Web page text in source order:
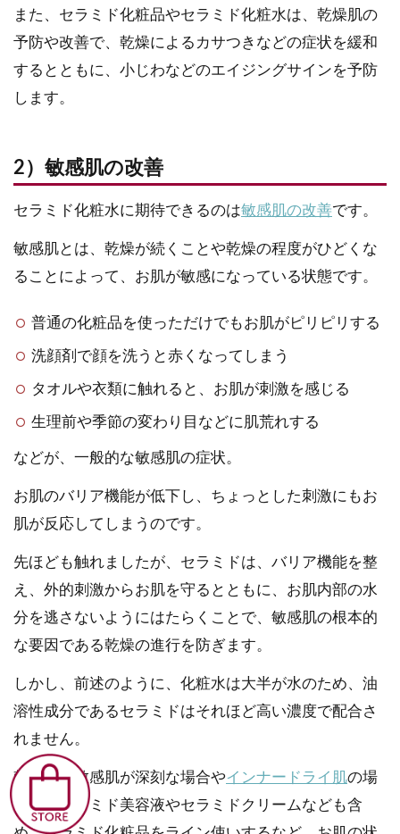
また、セラミド化粧品やセラミド化粧水は、乾燥肌の
予防や改善で、乾燥によるカサつきなどの症状を緩和
するとともに、小じわなどのエイジングサインを予防
します。
2）敏感肌の改善
セラミド化粧水に期待できるのは敏感肌の改善です。
敏感肌とは、乾燥が続くことや乾燥の程度がひどくな
ることによって、お肌が敏感になっている状態です。
普通の化粧品を使っただけでもお肌がピリピリする
洗顔剤で顔を洗うと赤くなってしまう
タオルや衣類に触れると、お肌が刺激を感じる
生理前や季節の変わり目などに肌荒れする
などが、一般的な敏感肌の症状。
お肌のバリア機能が低下し、ちょっとした刺激にもお
肌が反応してしまうのです。
先ほども触れましたが、セラミドは、バリア機能を整
え、外的刺激からお肌を守るとともに、お肌内部の水
分を逃さないようにはたらくことで、敏感肌の根本的
な要因である乾燥の進行を防ぎます。
しかし、前述のように、化粧水は大半が水のため、油
溶性成分であるセラミドはそれほど高い濃度で配合さ
れません。
乾燥肌や敏感肌が深刻な場合やインナードライ肌の場
合は、セラミド美容液やセラミドクリームなども含